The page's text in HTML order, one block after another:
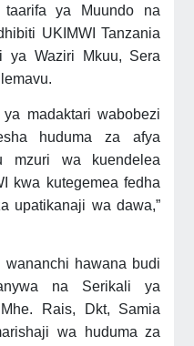
taarifa ya Muundo na
UKIMWI Tanzania
ya Waziri Mkuu, Sera
madaktari wabobezi
huduma za afya
mzuri wa kuendelea
kwa kutegemea fedha
upatikanaji wa dawa,”
hawana budi
na Serikali ya
Rais, Dkt, Samia
wa huduma za